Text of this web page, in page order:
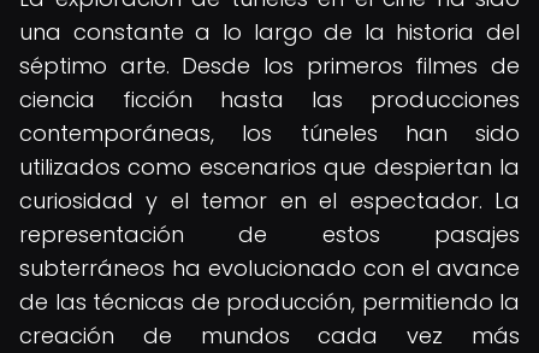
una constante a lo largo de la historia del
séptimo arte. Desde los primeros filmes de
ciencia ficción hasta las producciones
contemporáneas, los túneles han sido
utilizados como escenarios que despiertan la
curiosidad y el temor en el espectador. La
representación de estos pasajes
subterráneos ha evolucionado con el avance
de las técnicas de producción, permitiendo la
creación de mundos cada vez más